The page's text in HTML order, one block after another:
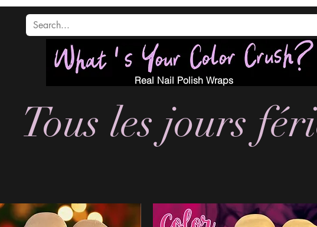
Real Nail Polish Wraps
Tous les jours